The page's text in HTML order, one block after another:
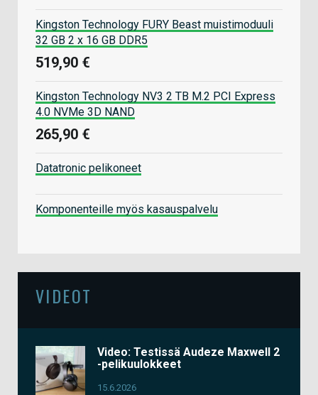
Kingston Technology FURY Beast muistimoduuli
32 GB 2 x 16 GB DDR5
519,90 €
Kingston Technology NV3 2 TB M.2 PCI Express
4.0 NVMe 3D NAND
265,90 €
Datatronic pelikoneet
Komponenteille myös kasauspalvelu
VIDEOT
Video: Testissä Audeze Maxwell 2
-pelikuulokkeet
15.6.2026